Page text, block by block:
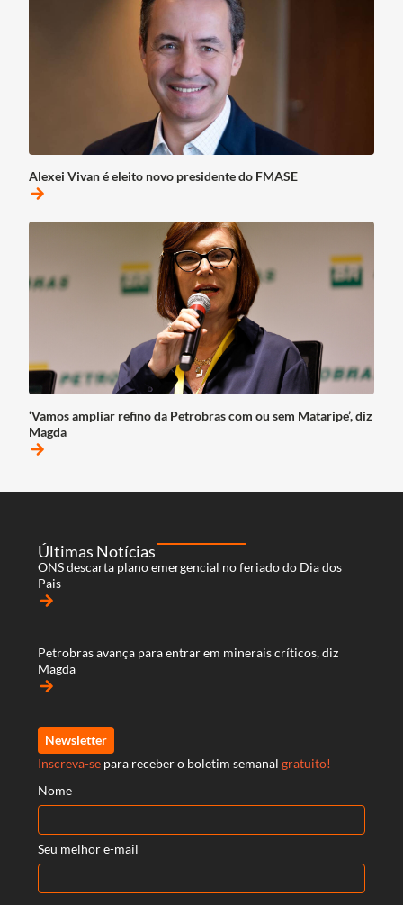
Alexei Vivan é eleito novo presidente do FMASE
arrow_forward
‘Vamos ampliar refino da Petrobras com ou sem Mataripe’, diz
Magda
arrow_forward
Últimas Notícias
ONS descarta plano emergencial no feriado do Dia dos
Pais
arrow_forward
Petrobras avança para entrar em minerais críticos, diz
Magda
arrow_forward
Newsletter
Inscreva-se para receber o boletim semanal gratuito!
Nome
Seu melhor e-mail